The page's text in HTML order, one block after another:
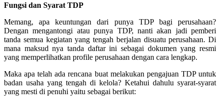
Fungsi dan Syarat TDP
Memang, apa keuntungan dari punya TDP bagi perusahaan?
Dengan mengantongi atau punya TDP, nanti akan jadi pemberi
tanda semua kegiatan yang tengah berjalan disuatu perusahaan. Di
mana maksud nya tanda daftar ini sebagai dokumen yang resmi
yang memperlihatkan profile perusahaan dengan cara lengkap.
Maka apa telah ada rencana buat melakukan pengajuan TDP untuk
badan usaha yang tengah di kelola? Ketahui dahulu syarat-syarat
yang mesti di penuhi yaitu sebagai berikut: